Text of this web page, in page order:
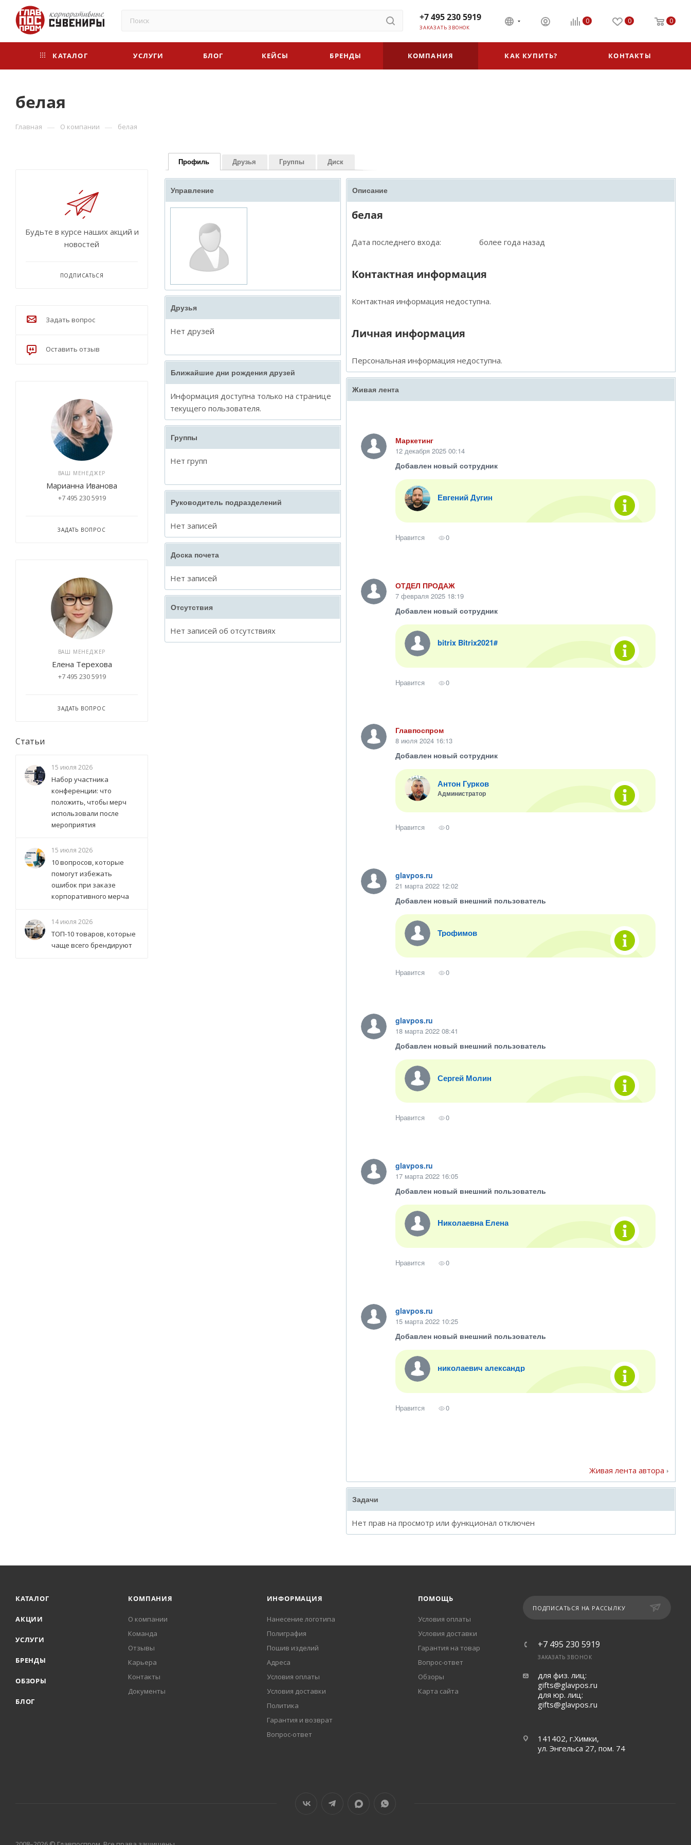
+7 495 230 5919
ЗАКАЗАТЬ ЗВОНОК
0 0 0
КАТАЛОГ УСЛУГИ БЛОГ КЕЙСЫ БРЕНДЫ КОМПАНИЯ КАК КУПИТЬ? КОНТАКТЫ
белая
Главная — О компании — белая
Профиль Друзья Группы Диск
Управление
Друзья
Нет друзей
Ближайшие дни рождения друзей
Информация доступна только на странице
текущего пользователя.
Группы
Нет групп
Руководитель подразделений
Нет записей
Доска почета
Нет записей
Отсутствия
Нет записей об отсутствиях
Описание
белая
Дата последнего входа: более года назад
Контактная информация
Контактная информация недоступна.
Личная информация
Персональная информация недоступна.
Живая лента
Маркетинг
12 декабря 2025 00:14
Добавлен новый сотрудник
Евгений Дугин
Нравится 0
ОТДЕЛ ПРОДАЖ
7 февраля 2025 18:19
Добавлен новый сотрудник
bitrix Bitrix2021#
Нравится 0
Главпоспром
8 июля 2024 16:13
Добавлен новый сотрудник
Антон Гурков
Администратор
Нравится 0
glavpos.ru
21 марта 2022 12:02
Добавлен новый внешний пользователь
Трофимов
Нравится 0
glavpos.ru
18 марта 2022 08:41
Добавлен новый внешний пользователь
Сергей Молин
Нравится 0
glavpos.ru
17 марта 2022 16:05
Добавлен новый внешний пользователь
Николаевна Елена
Нравится 0
glavpos.ru
15 марта 2022 10:25
Добавлен новый внешний пользователь
николаевич александр
Нравится 0
Живая лента автора
Задачи
Нет прав на просмотр или функционал отключен
Будьте в курсе наших акций и
новостей
ПОДПИСАТЬСЯ
Задать вопрос
Оставить отзыв
ВАШ МЕНЕДЖЕР
Марианна Иванова
+7 495 230 5919
ЗАДАТЬ ВОПРОС
ВАШ МЕНЕДЖЕР
Елена Терехова
+7 495 230 5919
ЗАДАТЬ ВОПРОС
Статьи
15 июля 2026
Набор участника
конференции: что
положить, чтобы мерч
использовали после
мероприятия
15 июля 2026
10 вопросов, которые
помогут избежать
ошибок при заказе
корпоративного мерча
14 июля 2026
ТОП-10 товаров, которые
чаще всего брендируют
КАТАЛОГ
АКЦИИ
УСЛУГИ
БРЕНДЫ
ОБЗОРЫ
БЛОГ
КОМПАНИЯ
О компании
Команда
Отзывы
Карьера
Контакты
Документы
ИНФОРМАЦИЯ
Нанесение логотипа
Полиграфия
Пошив изделий
Адреса
Условия оплаты
Условия доставки
Политика
Гарантия и возврат
Вопрос-ответ
ПОМОЩЬ
Условия оплаты
Условия доставки
Гарантия на товар
Вопрос-ответ
Обзоры
Карта сайта
ПОДПИСАТЬСЯ НА РАССЫЛКУ
+7 495 230 5919
ЗАКАЗАТЬ ЗВОНОК
для физ. лиц:
gifts@glavpos.ru
для юр. лиц:
gifts@glavpos.ru
141402, г.Химки,
ул. Энгельса 27, пом. 74